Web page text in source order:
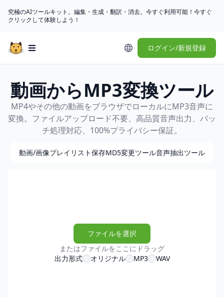
究極のAIツールキット。編集・生成・翻訳・消去。今すぐ利用可能！今すぐ
クリックして体験しよう！
Open main menu ログイン/新規登録
動画からMP3変換ツール
MP4やその他の動画をブラウザでローカルにMP3音声に
変換。ファイルアップロード不要、高品質音声出力、バッ
チ処理対応、100%プライバシー保証。
動画/画像プレイリスト保存MD5変更ツール音声抽出ツール
ファイルを選択
またはファイルをここにドラッグ
出力形式
オリジナル MP3 WAV